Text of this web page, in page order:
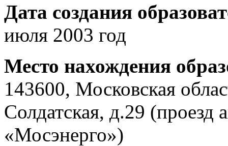
Дата создания
июля 2003 год
Место нахождения
143600, Московская
Солдатская, д.29
«Мосэнерго»)